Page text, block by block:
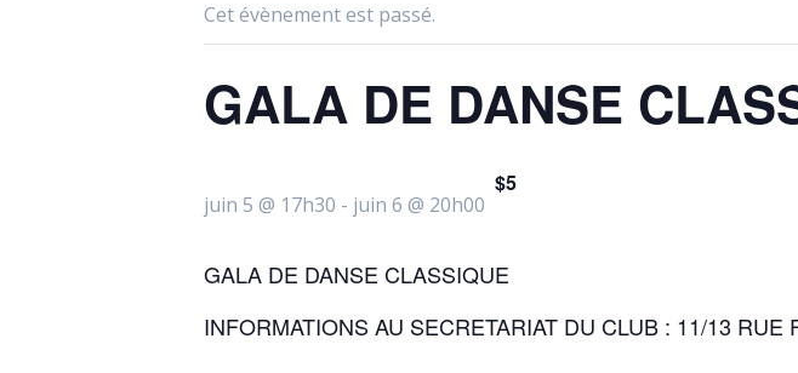
Cet évènement est passé.
GALA DE DANSE
juin 5 @ 17h30 - juin 6 @ 20h00
$5
GALA DE DANSE CLASSIQUE
INFORMATIONS AU SECRETARIAT DU CLUB : 11/13